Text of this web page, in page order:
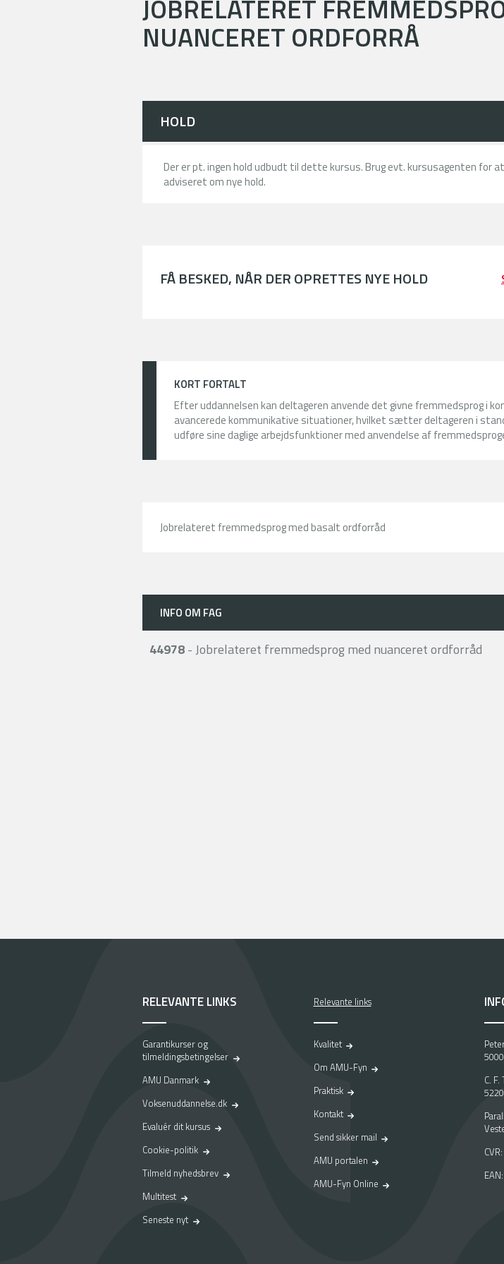
JOBRELATERET
NUANCERET ORDFORRÅ
HOLD
Der er pt. ingen hold udbudt til dette kursus. Brug evt. kursusagenten for
adviseret om nye hold.
FÅ BESKED, NÅR DER OPRETTES NYE HOLD
KORT FORTALT
Efter uddannelsen kan deltageren anvende det givne fremmedsprog i
avancerede kommunikative situationer, hvilket sætter deltageren i
udføre sine daglige arbejdsfunktioner med anvendelse af
Jobrelateret fremmedsprog med basalt ordforråd
INFO OM FAG
44978- Jobrelateret fremmedsprog med nuanceret ordforråd
RELEVANTE LINKS
Garantikurser og
tilmeldingsbetingelser
AMU Danmark
Voksenuddannelse.dk
Evaluér dit kursus
Cookie-politik
Tilmeld nyhedsbrev
Multitest
Seneste nyt
Relevante links
Kvalitet
Om AMU-Fyn
Praktisk
Kontakt
Send sikker mail
AMU portalen
AMU-Fyn Online
C.